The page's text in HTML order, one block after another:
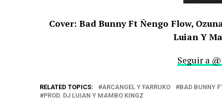
Cover: Bad Bunny Ft Ñengo Flow,
Luian Y
Seguir a
RELATED TOPICS: ARCANGEL Y FARRUKO
BAD BUNNY
PROD. DJ LUIAN Y MAMBO KINGZ